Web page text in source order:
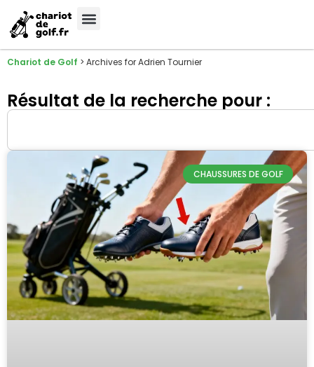
Chariot de Golf > Archives for Adrien Tournier
Résultat de la recherche pour :
CHAUSSURES DE GOLF